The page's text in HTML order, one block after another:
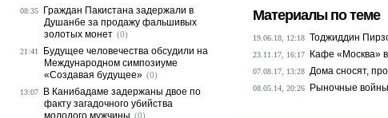
Материалы по теме
19.06.18, 12:18 Тоджиддин
23.11.17, 16:17 Кафе «Москва»
07.08.17, 13:28 Дома сносят,
08.05.14, 20:26 Рыночные
08:35
Граждан Пакистана задержали в
Душанбе за продажу фальшивых
золотых монет (0)
21:41
Будущее человечества обсудили на
Международном симпозиуме
«Создавая будущее» (0)
13:07
В Канибадаме задержаны двое по
факту загадочного убийства
молодого мужчины (0)